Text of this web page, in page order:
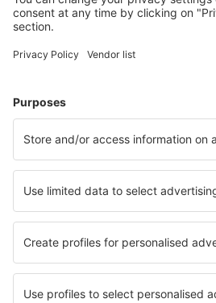
Hoteluri în Polonia - Orașe populare
Hoteluri în Cracovia
Hoteluri în Ustronie Morskie
Hoteluri în Kosakowo Hoteluri în
Cele mai bune hoteluri - orașe
Hoteluri Hurstpierpoint Hoteluri în
Hoteluri în Sredneye Hoteluri în